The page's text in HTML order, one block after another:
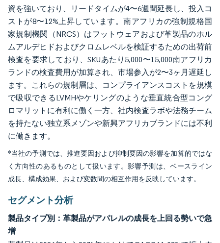
資を強いており、リードタイムが4〜6週間延長し、投入コ
ストが8〜12%上昇しています。南アフリカの強制規格国
家規制機関（NRCS）はフットウェアおよび革製品のホル
ムアルデヒドおよびクロムレベルを検証するための出荷前
検査を要求しており、SKUあたり5,000〜15,000南アフリカ
ランドの検査費用が加算され、市場参入が2〜3ヶ月遅延し
ます。これらの規制層は、コンプライアンスコストを規模
で吸収できるLVMHやケリングのような垂直統合型コング
ロマリットに有利に働く一方、社内検査ラボや法務チーム
を持たない独立系メゾンや新興アフリカブランドには不利
に働きます。
*当社の予測では、推進要因および抑制要因の影響を加算的ではな
く方向性のあるものとして扱います。影響予測は、ベースライン
成長、構成効果、および変数間の相互作用を反映しています。
セグメント分析
製品タイプ別：革製品がアパレルの成長を上回る勢いで急
増